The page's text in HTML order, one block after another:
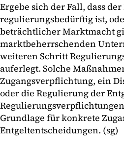
Ergebe sich der Fall, dass
regulierungsbedürftig ist,
beträchtlicher Marktmacht
marktbeherrschenden
weiteren Schritt
auferlegt. Solche
Zugangsverpflichtung, ein
oder die Regulierung der
Grundlage für konkrete
Entgeltentscheidungen. (sg)